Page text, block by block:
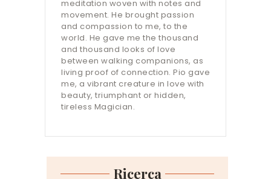
meditation woven with notes and
movement. He brought passion
and compassion to me, to the
world. He gave me the thousand
and thousand looks of love
between walking companions, as
living proof of connection. Pio gave
me, a vibrant creature in love with
beauty, triumphant or hidden,
tireless Magician.
Ricerca